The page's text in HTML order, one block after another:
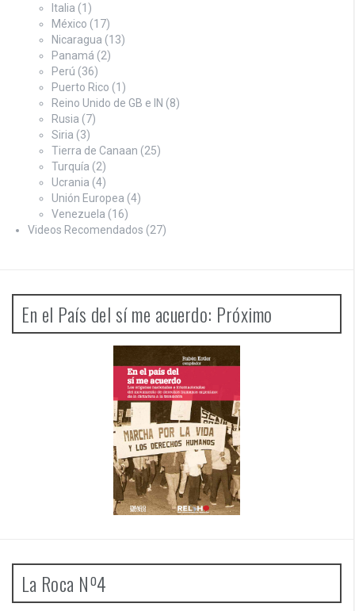
Italia (1)
México (17)
Nicaragua (13)
Panamá (2)
Perú (36)
Puerto Rico (1)
Reino Unido de GB e IN (8)
Rusia (7)
Siria (3)
Tierra de Canaan (25)
Turquía (2)
Ucrania (4)
Unión Europea (4)
Venezuela (16)
Videos Recomendados (27)
En el País del sí me acuerdo: Próximo
La Roca Nº4